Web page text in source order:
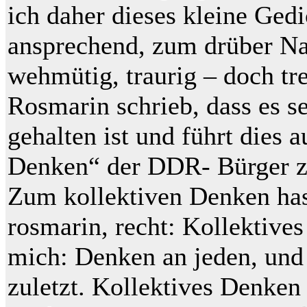
ich daher dieses kleine
ansprechend, zum drüber
wehmütig, traurig – doch
Rosmarin schrieb, dass es
gehalten ist und führt dies
Denken“ der DDR- Bürger
Zum kollektiven Denken
rosmarin, recht:
mich: Denken an jeden,
zuletzt. Kollektives Denken